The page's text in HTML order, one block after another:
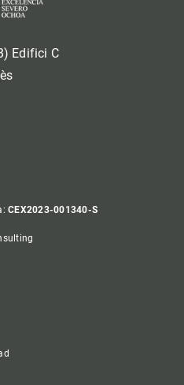
Edifici C
CEX2023-001340-S